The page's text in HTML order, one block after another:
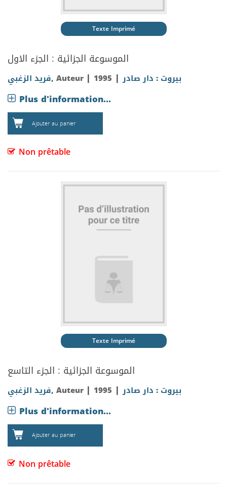
Texte Imprimé
الموسوعة الجزائية : الجزء الاول
فريد الزغبي, Auteur | بيروت : دار صادر|
1995
Plus d'information...
Ajouter au panier
Non prêtable
Texte Imprimé
الموسوعة الجزائية : الجزء التاسع
فريد الزغبي, Auteur | بيروت : دار صادر|
1995
Plus d'information...
Ajouter au panier
Non prêtable